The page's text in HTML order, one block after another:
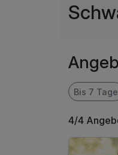
Bis 7 Tage
4/4